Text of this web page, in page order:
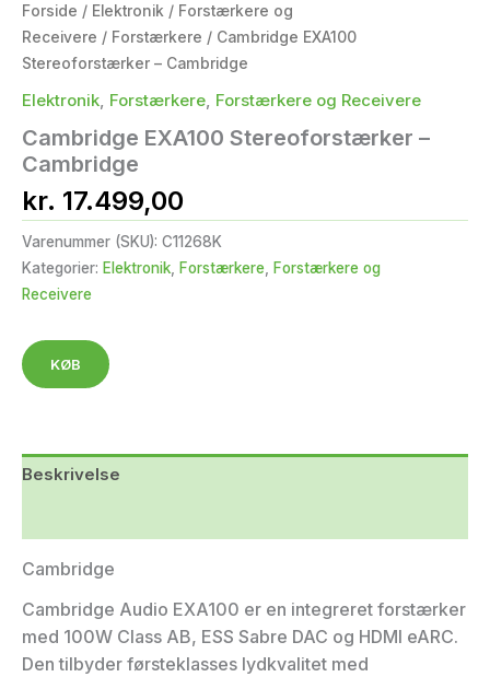
Forside / Elektronik / Forstærkere og
Receivere / Forstærkere / Cambridge EXA100
Stereoforstærker – Cambridge
Elektronik, Forstærkere, Forstærkere og Receivere
Cambridge EXA100 Stereoforstærker –
Cambridge
kr. 17.499,00
Varenummer (SKU): C11268K
Kategorier: Elektronik Forstærkere
Forstærkere og
Receivere
KØB
Beskrivelse
Cambridge
Cambridge Audio EXA100 er en integreret forstærker
med 100W Class AB, ESS Sabre DAC og HDMI eARC.
Den tilbyder førsteklasses lydkvalitet med